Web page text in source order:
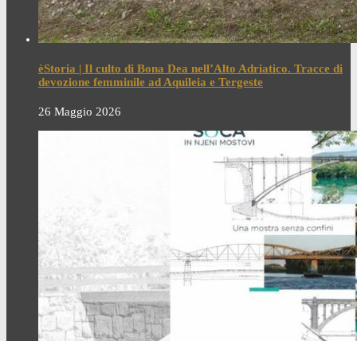
èStoria | Il culto di Bona Dea nell’Alto Adriatico. Tracce di
devozione femminile ad Aquileia e Tergeste
26 Maggio 2026